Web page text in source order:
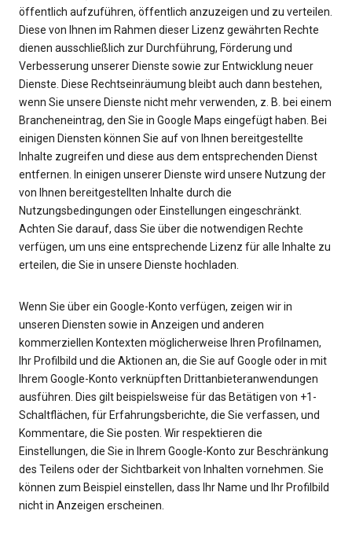
öffentlich aufzuführen, öffentlich anzuzeigen und zu verteilen.
Diese von Ihnen im Rahmen dieser Lizenz gewährten Rechte
dienen ausschließlich zur Durchführung, Förderung und
Verbesserung unserer Dienste sowie zur Entwicklung neuer
Dienste. Diese Rechtseinräumung bleibt auch dann bestehen,
wenn Sie unsere Dienste nicht mehr verwenden, z. B. bei einem
Brancheneintrag, den Sie in Google Maps eingefügt haben. Bei
einigen Diensten können Sie auf von Ihnen bereitgestellte
Inhalte zugreifen und diese aus dem entsprechenden Dienst
entfernen. In einigen unserer Dienste wird unsere Nutzung der
von Ihnen bereitgestellten Inhalte durch die
Nutzungsbedingungen oder Einstellungen eingeschränkt.
Achten Sie darauf, dass Sie über die notwendigen Rechte
verfügen, um uns eine entsprechende Lizenz für alle Inhalte zu
erteilen, die Sie in unsere Dienste hochladen.
Wenn Sie über ein Google-Konto verfügen, zeigen wir in
unseren Diensten sowie in Anzeigen und anderen
kommerziellen Kontexten möglicherweise Ihren Profilnamen,
Ihr Profilbild und die Aktionen an, die Sie auf Google oder in mit
Ihrem Google-Konto verknüpften Drittanbieteranwendungen
ausführen. Dies gilt beispielsweise für das Betätigen von +1-
Schaltflächen, für Erfahrungsberichte, die Sie verfassen, und
Kommentare, die Sie posten. Wir respektieren die
Einstellungen, die Sie in Ihrem Google-Konto zur Beschränkung
des Teilens oder der Sichtbarkeit von Inhalten vornehmen. Sie
können zum Beispiel einstellen, dass Ihr Name und Ihr Profilbild